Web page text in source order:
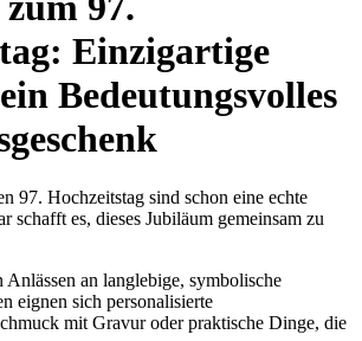
Einzigartige
Bedeutungsvolles
97. Hochzeitstag sind schon eine echte
schafft es, dieses Jubiläum gemeinsam zu
Anlässen an langlebige, symbolische
eignen sich personalisierte
mit Gravur oder praktische Dinge, die